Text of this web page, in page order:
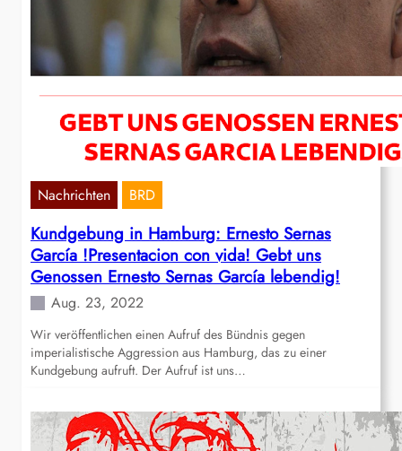
Nachrichten BRD
Kundgebung in Hamburg: Ernesto Sernas
García !Presentacion con vida! Gebt uns
Genossen Ernesto Sernas García lebendig!
Aug. 23, 2022
Wir veröffentlichen einen Aufruf des Bündnis gegen
imperialistische Aggression aus Hamburg, das zu einer
Kundgebung aufruft. Der Aufruf ist uns…